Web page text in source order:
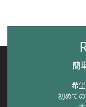
簡
希
初めて